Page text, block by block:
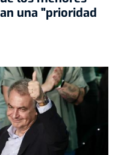
una "prioridad